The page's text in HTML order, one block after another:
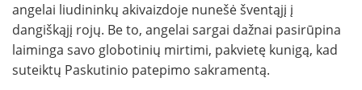
angelai liudininkų akivaizdoje nunešė šventąjį į
dangiškąjį rojų. Be to, angelai sargai dažnai pasirūpina
laiminga savo globotinių mirtimi, pakvietę kunigą, kad
suteiktų Paskutinio patepimo sakramentą.